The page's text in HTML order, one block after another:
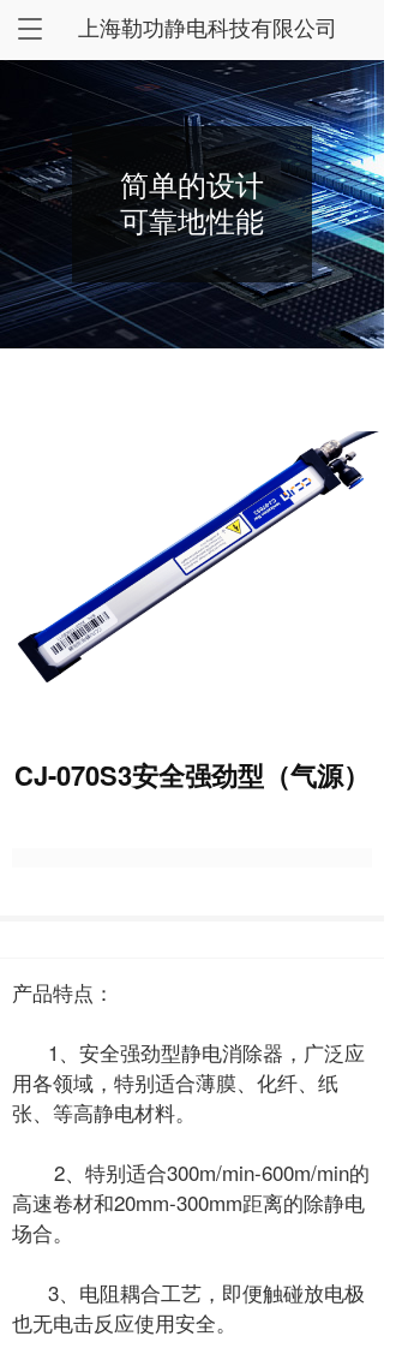
T
g
e
n
a
g
a
t
上海勒功静电科技有限公司
简单的设计
可靠地性能
CJ-070S3安全强劲型（气源）
产品特点：
1、安全强劲型静电消除器，广泛应
用各领域，特别适合薄膜、化纤、纸
张、等高静电材料。
2、特别适合300m/min-600m/min的
高速卷材和20mm-300mm距离的除静电
场合。
3、电阻耦合工艺，即便触碰放电极
也无电击反应使用安全。